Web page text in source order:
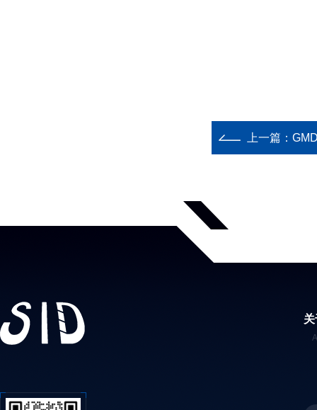
上一篇：